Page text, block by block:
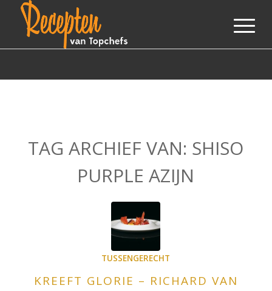
TAG ARCHIEF VAN: SHISO
PURPLE AZIJN
TUSSENGERECHT
KREEFT GLORIE – RICHARD VAN